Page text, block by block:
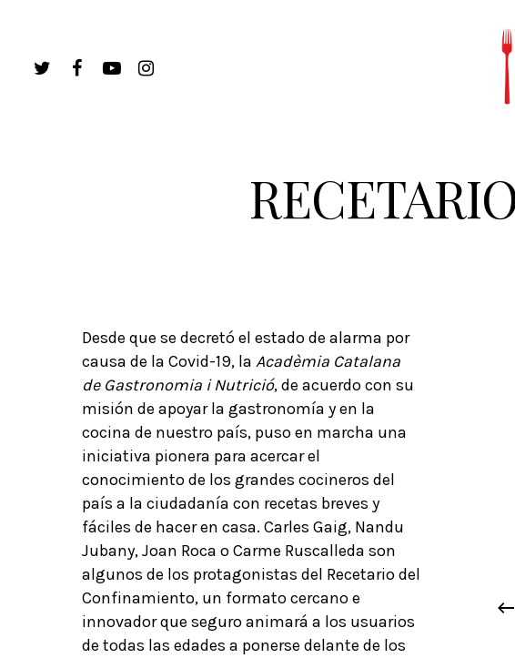
Desde que se decretó el estado de alarma por
causa de la Covid-19, laAcadèmia Catalana
de Gastronomia i Nutrició, de acuerdo con su
misión de apoyar la gastronomía y en la
cocina de nuestro país, puso en marcha una
iniciativa pionera para acercar el
conocimiento de los grandes cocineros del
país a la ciudadanía con recetas breves y
fáciles de hacer en casa. Carles Gaig, Nandu
Jubany, Joan Roca o Carme Ruscalleda son
algunos de los protagonistas del Recetario del
Confinamiento, un formato cercano e
innovador que seguro animará a los usuarios
de todas las edades a ponerse delante de los